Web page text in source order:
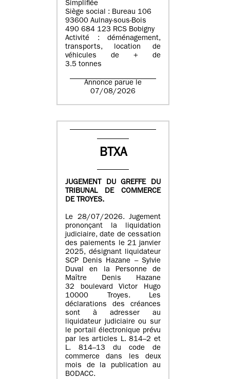
Simplifiée
Siège social : Bureau 106
93600 Aulnay-sous-Bois
490 684 123 RCS Bobigny
Activité : déménagement,
transports, location de
véhicules de + de
3.5 tonnes
Annonce parue le
07/08/2026
BTXA
JUGEMENT DU GREFFE DU
TRIBUNAL DE COMMERCE
DE TROYES.
Le 28/07/2026. Jugement
prononçant la liquidation
judiciaire, date de cessation
des paiements le 21 janvier
2025, désignant liquidateur
SCP Denis Hazane – Sylvie
Duval en la Personne de
Maître Denis Hazane
32 boulevard Victor Hugo
10000 Troyes. Les
déclarations des créances
sont à adresser au
liquidateur judiciaire ou sur
le portail électronique prévu
par les articles L. 814–2 et
L. 814–13 du code de
commerce dans les deux
mois de la publication au
BODACC.